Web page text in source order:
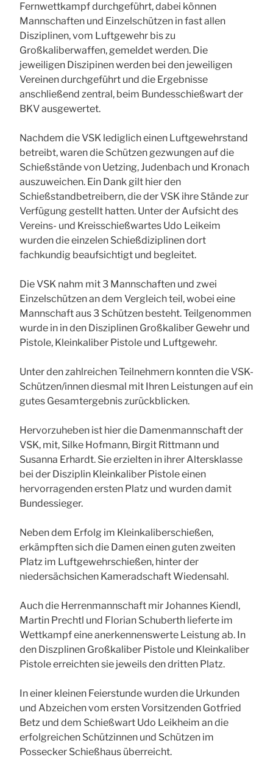
Fernwettkampf durchgeführt, dabei können
Mannschaften und Einzelschützen in fast allen
Disziplinen, vom Luftgewehr bis zu
Großkaliberwaffen, gemeldet werden. Die
jeweiligen Diszipinen werden bei den jeweiligen
Vereinen durchgeführt und die Ergebnisse
anschließend zentral, beim Bundesschießwart der
BKV ausgewertet.
Nachdem die VSK lediglich einen Luftgewehrstand
betreibt, waren die Schützen gezwungen auf die
Schießstände von Uetzing, Judenbach und Kronach
auszuweichen. Ein Dank gilt hier den
Schießstandbetreibern, die der VSK ihre Stände zur
Verfügung gestellt hatten. Unter der Aufsicht des
Vereins- und Kreisschießwartes Udo Leikeim
wurden die einzelen Schießdiziplinen dort
fachkundig beaufsichtigt und begleitet.
Die VSK nahm mit 3 Mannschaften und zwei
Einzelschützen an dem Vergleich teil, wobei eine
Mannschaft aus 3 Schützen besteht. Teilgenommen
wurde in in den Disziplinen Großkaliber Gewehr und
Pistole, Kleinkaliber Pistole und Luftgewehr.
Unter den zahlreichen Teilnehmern konnten die VSK-
Schützen/innen diesmal mit Ihren Leistungen auf ein
gutes Gesamtergebnis zurückblicken.
Hervorzuheben ist hier die Damenmannschaft der
VSK, mit, Silke Hofmann, Birgit Rittmann und
Susanna Erhardt. Sie erzielten in ihrer Altersklasse
bei der Disziplin Kleinkaliber Pistole einen
hervorragenden ersten Platz und wurden damit
Bundessieger.
Neben dem Erfolg im Kleinkaliberschießen,
erkämpften sich die Damen einen guten zweiten
Platz im Luftgewehrschießen, hinter der
niedersächsichen Kameradschaft Wiedensahl.
Auch die Herrenmannschaft mir Johannes Kiendl,
Martin Prechtl und Florian Schuberth lieferte im
Wettkampf eine anerkennenswerte Leistung ab. In
den Diszplinen Großkaliber Pistole und Kleinkaliber
Pistole erreichten sie jeweils den dritten Platz.
In einer kleinen Feierstunde wurden die Urkunden
und Abzeichen vom ersten Vorsitzenden Gotfried
Betz und dem Schießwart Udo Leikheim an die
erfolgreichen Schützinnen und Schützen im
Possecker Schießhaus überreicht.